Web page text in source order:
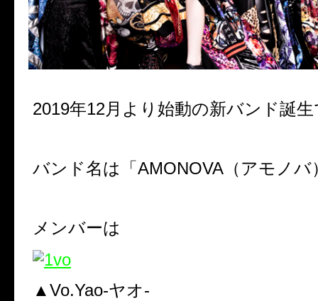
2019年12月より始動の新バンド誕
バンド名は「AMONOVA（アモノバ
メンバーは
▲Vo.Yao-ヤオ-